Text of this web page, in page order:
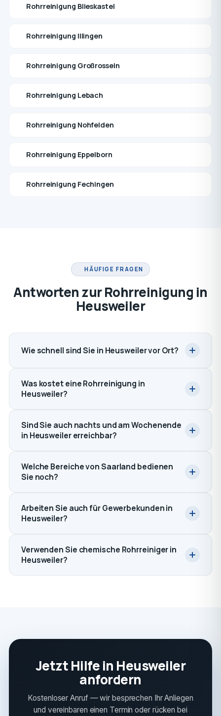
Rohrreinigung Blieskastel
Rohrreinigung Illingen
Rohrreinigung Großrosseln
Rohrreinigung Lebach
Rohrreinigung Nohfelden
Rohrreinigung Eppelborn
Rohrreinigung Fechingen
HÄUFIGE FRAGEN
Antworten zur Rohrreinigung in
Heusweiler
Wie schnell sind Sie in Heusweiler vor Ort?
Was kostet eine Rohrreinigung in
Heusweiler?
Sind Sie auch nachts und am Wochenende
in Heusweiler erreichbar?
Welche Bereiche von Saarland bedienen
Sie noch?
Arbeiten Sie auch für Gewerbekunden in
Heusweiler?
Verwenden Sie chemische Rohrreiniger in
Heusweiler?
Jetzt Hilfe in Heusweiler
anfordern
Kostenloser Anruf — wir besprechen Ihr Anliegen
und vereinbaren einen Termin oder rücken bei